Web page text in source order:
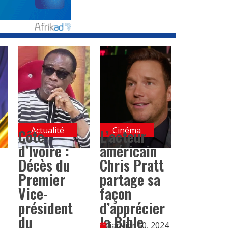
Actualité
Côte
d’Ivoire :
Décès du
Premier
Vice-
président
du
Cinéma
L’acteur
américain
Chris Pratt
partage sa
façon
d’apprécier
la Bible
janvier 10, 2024